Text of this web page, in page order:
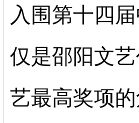
入围第十四
仅是邵阳文
艺最高奖项